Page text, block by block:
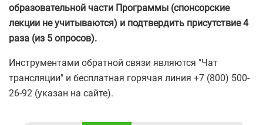
образовательной части Программы (спонсорские
лекции не учитываются) и подтвердить присутствие 4
раза (из 5 опросов).
Инструментами обратной связи являются "Чат
трансляции" и бесплатная горячая линия +7 (800) 500-
26-92 (указан на сайте).